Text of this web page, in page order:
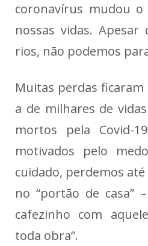
coronavírus mudou
nossas vidas.
rios, não podemos
Muitas perdas ficaram
a de milhares de
mortos pela Covid-
motivados pelo
cuidado, perdemos
no “portão de casa”
cafezinho com
toda obra”.